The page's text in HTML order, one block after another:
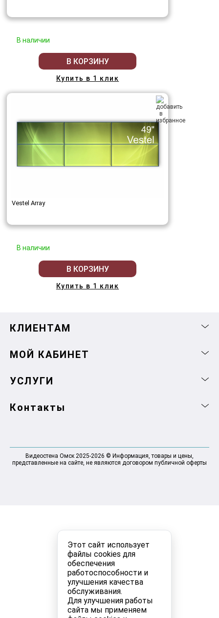
Этот сайт использует
файлы cookies для
обеспечения
работоспособности и
улучшения качества
обслуживания.
Для улучшения работы
сайта мы применяем
В наличии
В КОРЗИНУ
Купить в 1 клик
Vestel Array
В наличии
В КОРЗИНУ
Купить в 1 клик
КЛИЕНТАМ
МОЙ КАБИНЕТ
УСЛУГИ
Контакты
Видеостена Омск 2025-2026 © Информация, товары и цены,
представленные на сайте, не являются договором публичной оферты